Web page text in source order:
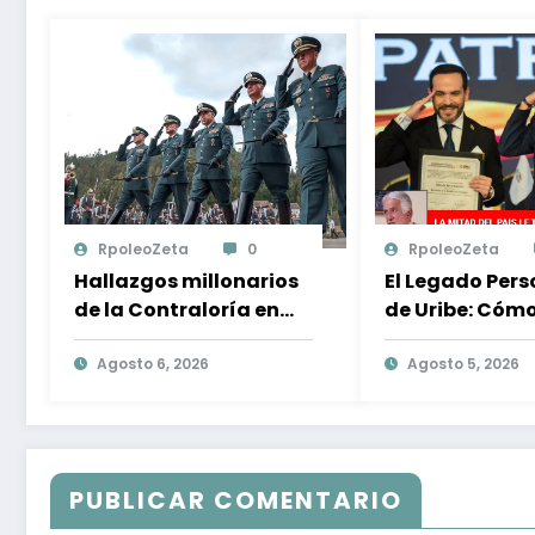
RpoleoZeta 0
Hallazgos millonarios
de la Contraloría en
contratos de Defensa:
$1 billón en riesgo y
Agosto 6, 2026
RpoleoZeta
El Legado
de Uribe:
Abelardo
Estilo de
Agosto 5, 2026
PUBLICAR COMENTARIO